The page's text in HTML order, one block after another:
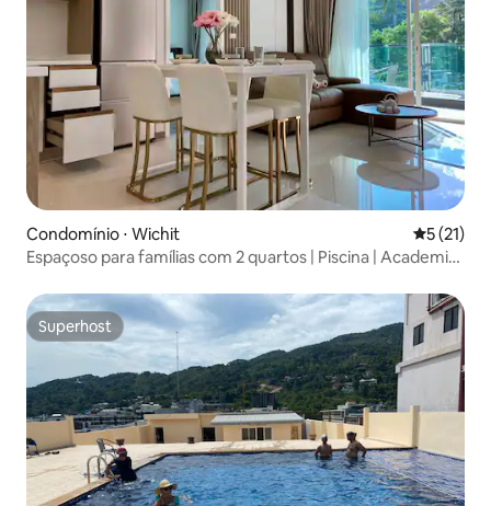
Condomínio ⋅ Wichit 5 de uma
5 (21)
Espaçoso para famílias com 2 quartos | Piscina | Academia |
Superhost
Superhost